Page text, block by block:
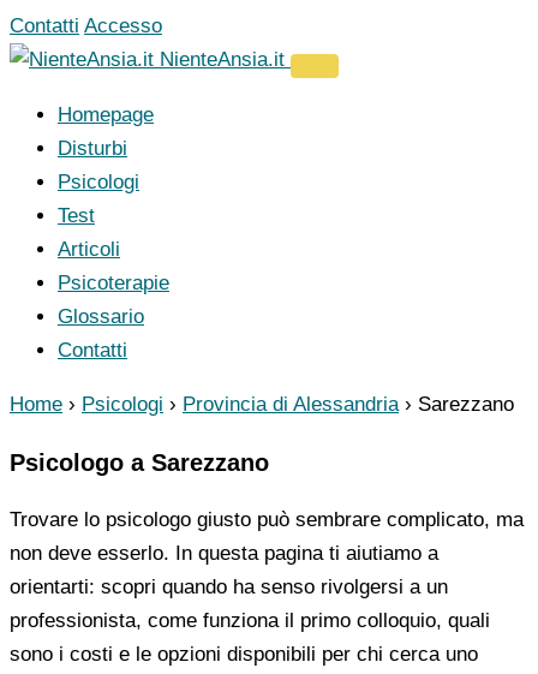
Vai
al
Contatti Accesso
NienteAnsia.it
Homepage
Disturbi
Psicologi
Test
Articoli
Psicoterapie
Glossario
Contatti
Home › Psicologi › Provincia di Alessandria › Sarezzano
Psicologo a Sarezzano
Trovare lo psicologo giusto può sembrare complicato, ma
non deve esserlo. In questa pagina ti aiutiamo a
orientarti: scopri quando ha senso rivolgersi a un
professionista, come funziona il primo colloquio, quali
sono i costi e le opzioni disponibili per chi cerca uno